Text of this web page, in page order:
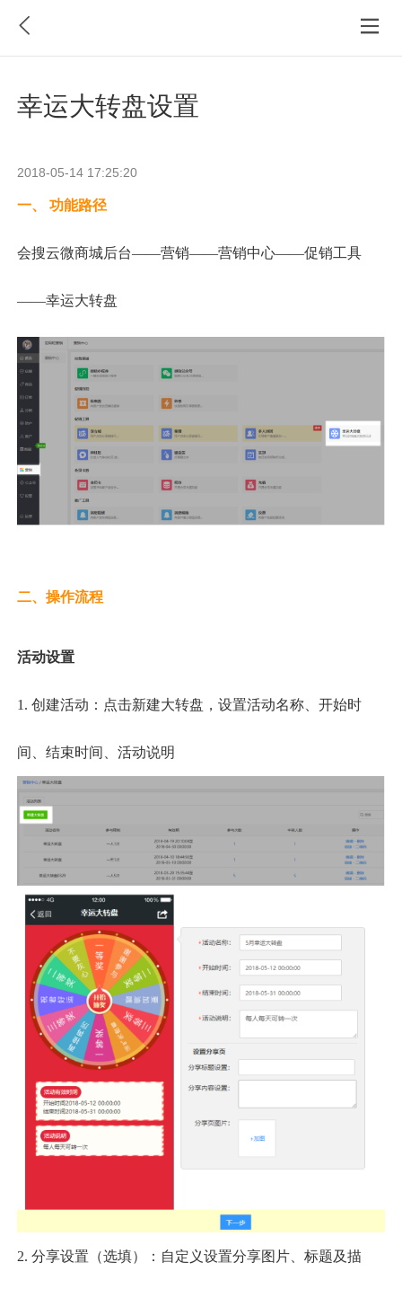
幸运大转盘设置
2018-05-14 17:25:20
一、 功能路径
会搜云微商城后台——营销——营销中心——促销工具
——幸运大转盘
二、操作流程
活动设置
1. 创建活动：点击新建大转盘，设置活动名称、开始时
间、结束时间、活动说明
2. 分享设置（选填）：自定义设置分享图片、标题及描